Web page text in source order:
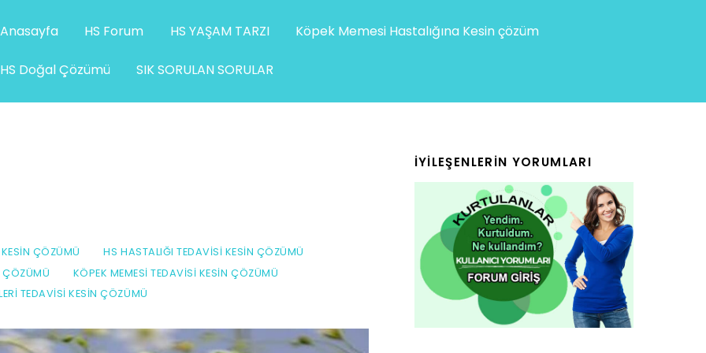
Anasayfa HS Forum HS YAŞAM TARZI Köpek Memesi Hastalığına Kesin çözüm
HS Doğal Çözümü SIK SORULAN SORULAR
ÇÖZÜMÜ
HS HASTALIĞI TEDAVISI KESIN ÇÖZÜMÜ
ÇÖZÜMÜ
KÖPEK MEMESI TEDAVISI KESIN ÇÖZÜMÜ
TEDAVISI KESIN ÇÖZÜMÜ
İYILEŞENLERIN YORUMLARI